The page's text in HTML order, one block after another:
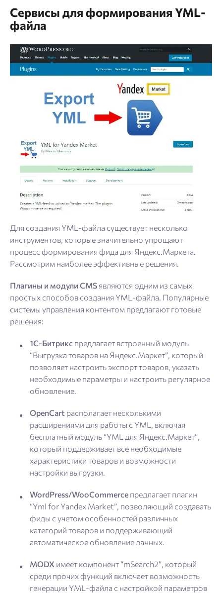
Сервисы для формирования YML-
файла
Для создания YML-файла существует несколько
инструментов, которые значительно упрощают
процесс формирования фида для Яндекс.Маркета.
Рассмотрим наиболее эффективные решения.
Плагины и модули CMS являются одним из самых
простых способов создания YML-файла. Популярные
системы управления контентом предлагают готовые
решения:
1С-Битрикс предлагает встроенный модуль
“Выгрузка товаров на Яндекс.Маркет”, который
позволяет настроить экспорт товаров, указать
необходимые параметры и настроить регулярное
обновление.
OpenCart располагает несколькими
расширениями для работы с YML, включая
бесплатный модуль “YML для Яндекс.Маркет”,
который поддерживает все необходимые
характеристики товаров и возможности
настройки выгрузки.
WordPress/WooCommerce предлагает плагин
“Yml for Yandex Market”, позволяющий создавать
фиды с учетом особенностей различных
категорий товаров и поддерживающий
автоматическое обновление данных.
MODX имеет компонент “mSearch2”, который
среди прочих функций включает возможность
генерации YML-файла с настройкой параметров